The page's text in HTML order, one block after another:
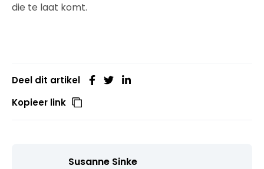
die te laat komt.
Deel dit artikel
Kopieer link
Susanne Sinke